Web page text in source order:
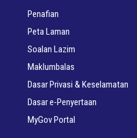
Penafian
Peta Laman
Soalan Lazim
Maklumbalas
Dasar Privasi & Keselamatan
Dasar e-Penyertaan
MyGov Portal